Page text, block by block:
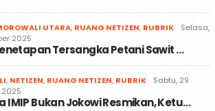
UTARA, RUANG NETIZEN, RUBRIK
Selasa,
2025
Tersangka Petani Sawit …
, NETIZEN, RUANG NETIZEN, RUBRIK
Sabtu, 29
IMIP Bukan Jokowi Resmikan, Ketu…